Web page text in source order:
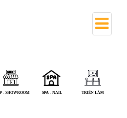
SPA - NAIL TRIỂN LÃM VĂN PHÒNG